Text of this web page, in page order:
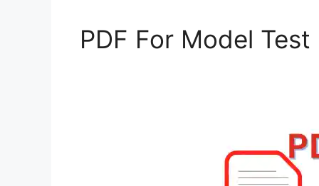
PDF For Model Test